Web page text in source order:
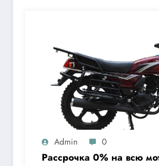
Admin 0
Рассрочка 0% на всю